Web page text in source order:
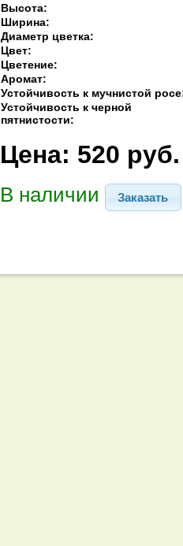
Высота:
Ширина:
Диаметр цветка:
Цвет:
Цветение:
Аромат:
Устойчивость к мучнистой
Устойчивость к черной
пятнистости:
Цена: 520 руб.
В наличии Заказать